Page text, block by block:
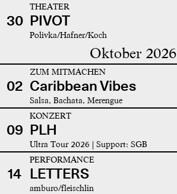
30
THEATER
PIVOT
Polivka/Hafner/Koch
Oktober 2026
02
ZUM MITMACHEN
Caribbean Vibes
Salsa, Bachata, Merengue
09
KONZERT
PLH
Ultra Tour 2026 | Support: SGB
14
PERFORMANCE
LETTERS
amburo/fleischlin